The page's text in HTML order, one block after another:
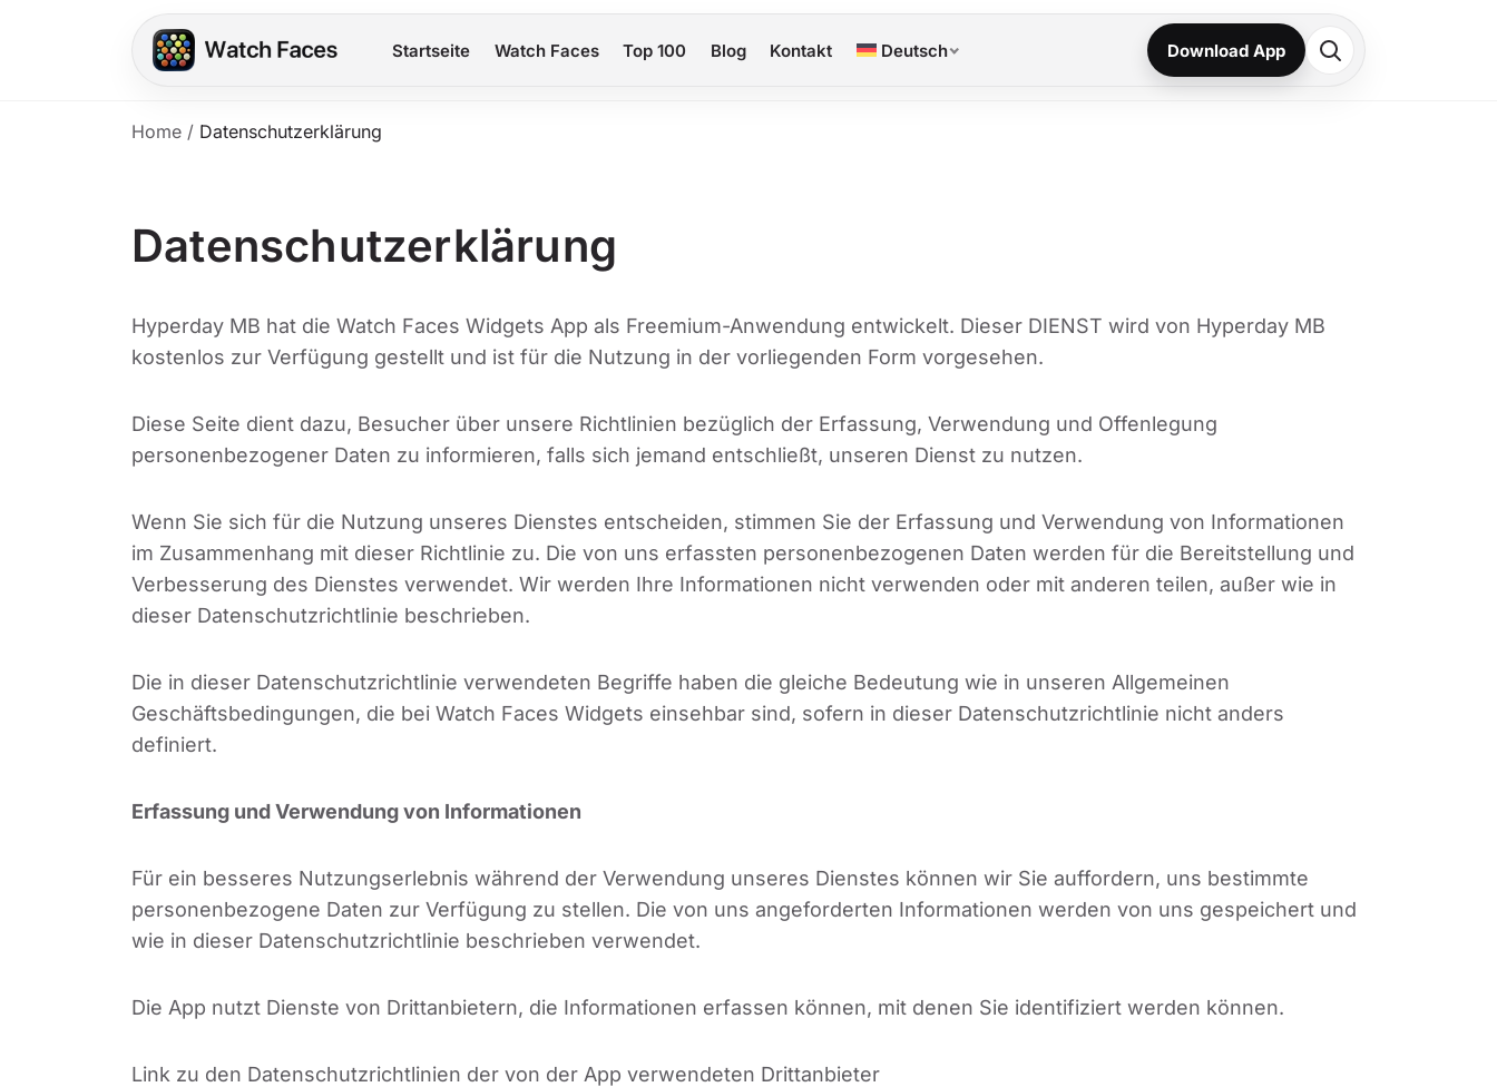
Startseite Watch Faces Top 100 Blog Kontakt Deutsch Download App
Home / Datenschutzerklärung
Datenschutzerklärung
Hyperday MB hat die Watch Faces Widgets App als Freemium-Anwendung entwickelt. Dieser DIENST wird von Hyperday MB
kostenlos zur Verfügung gestellt und ist für die Nutzung in der vorliegenden Form vorgesehen.
Diese Seite dient dazu, Besucher über unsere Richtlinien bezüglich der Erfassung, Verwendung und Offenlegung
personenbezogener Daten zu informieren, falls sich jemand entschließt, unseren Dienst zu nutzen.
Wenn Sie sich für die Nutzung unseres Dienstes entscheiden, stimmen Sie der Erfassung und Verwendung von Informationen
im Zusammenhang mit dieser Richtlinie zu. Die von uns erfassten personenbezogenen Daten werden für die Bereitstellung und
Verbesserung des Dienstes verwendet. Wir werden Ihre Informationen nicht verwenden oder mit anderen teilen, außer wie in
dieser Datenschutzrichtlinie beschrieben.
Die in dieser Datenschutzrichtlinie verwendeten Begriffe haben die gleiche Bedeutung wie in unseren Allgemeinen
Geschäftsbedingungen, die bei Watch Faces Widgets einsehbar sind, sofern in dieser Datenschutzrichtlinie nicht anders
definiert.
Erfassung und Verwendung von Informationen
Für ein besseres Nutzungserlebnis während der Verwendung unseres Dienstes können wir Sie auffordern, uns bestimmte
personenbezogene Daten zur Verfügung zu stellen. Die von uns angeforderten Informationen werden von uns gespeichert und
wie in dieser Datenschutzrichtlinie beschrieben verwendet.
Die App nutzt Dienste von Drittanbietern, die Informationen erfassen können, mit denen Sie identifiziert werden können.
Link zu den Datenschutzrichtlinien der von der App verwendeten Drittanbieter